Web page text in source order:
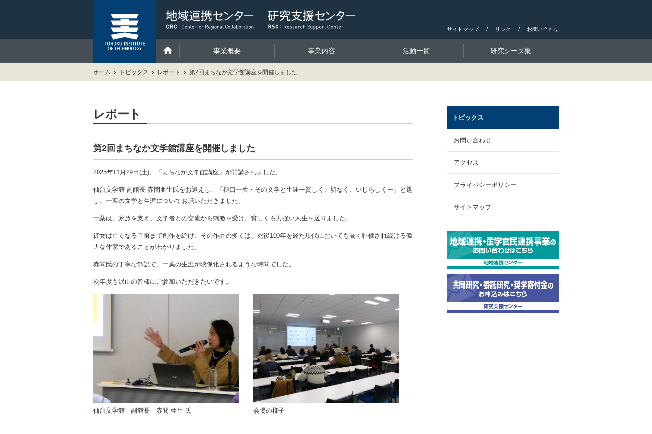
サイトマップ リンク お問い合わせ
事業概要 事業内容 活動一覧 研究シーズ集
ホーム トピックス レポート 第2回まちなか文学館講座を開催しました
レポート
第2回まちなか文学館講座を開催しました
2025年11月29日(土)、「まちなか文学館講座」が開講されました。
仙台文学館 副館長 赤間亜生氏をお迎えし、「樋口一葉・その文学と生涯ー貧しく、切なく、いじらしくー」と題
し、一葉の文学と生涯についてお話いただきました。
一葉は、家族を支え、文学者との交流から刺激を受け、貧しくも力強い人生を送りました。
彼女は亡くなる直前まで創作を続け、その作品の多くは、死後100年を経た現代においても高く評価され続ける偉
大な作家であることがわかりました。
赤間氏の丁寧な解説で、一葉の生涯が映像化されるような時間でした。
次年度も沢山の皆様にご参加いただきたいです。
仙台文学館 副館長 赤間 亜生 氏 会場の様子
トピックス
お問い合わせ
アクセス
プライバシーポリシー
サイトマップ